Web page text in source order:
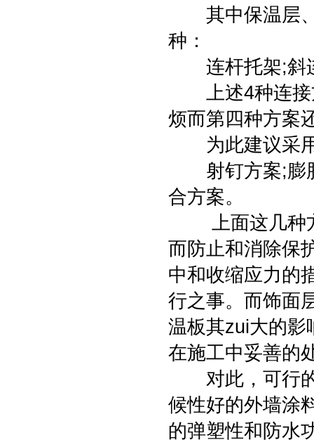
其中保温层、
种：
连杆托架;斜
上述4种连接
烦而第四种方案
为此建议采用
射钉方案;膨胀
合方案。
上面这几种方
而防止和消除保
中和收缩应力的
行之事。而饰面
温板其zui大的影
在施工中妥善的
对此，可行的
候性好的外墙涂
的弹塑性和防水